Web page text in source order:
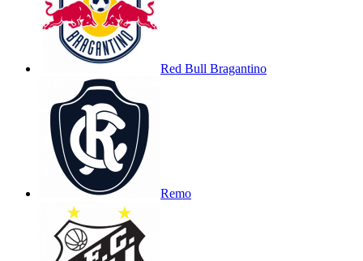
Red Bull Bragantino
Remo